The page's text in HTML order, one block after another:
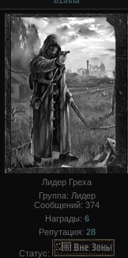
Лидер Греха
Группа: Лидер
Сообщений: 374
Награды: 6
Репутация: 28
Статус: